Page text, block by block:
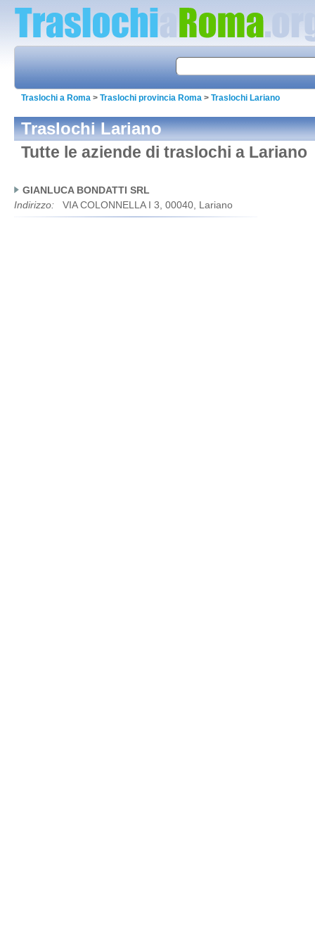
Traslochi a Roma > Traslochi provincia Roma > Traslochi Lariano
Traslochi Lariano
Tutte le aziende di traslochi a Lariano
GIANLUCA BONDATTI SRL
Indirizzo:
VIA COLONNELLA I 3, 00040, Lariano